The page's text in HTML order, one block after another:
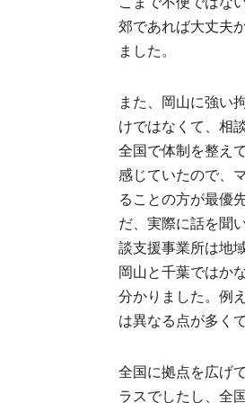
郊であれば大丈夫
ました。
また、岡山に強い
けではなくて、相
全国で体制を整え
感じていたので、
ることの方が最優
だ、実際に話を聞
談支援事業所は地
岡山と千葉ではか
分かりました。例
は異なる点が多く
全国に拠点を広げ
ラスでしたし、全